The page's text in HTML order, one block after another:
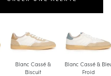
Blanc Cassé &
Biscuit
Blanc Cassé &
Froid